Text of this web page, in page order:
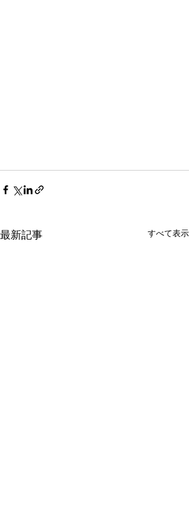
最新記事 すべて表示